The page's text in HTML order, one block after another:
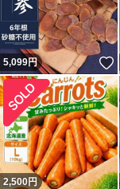
5,099円
2,500円